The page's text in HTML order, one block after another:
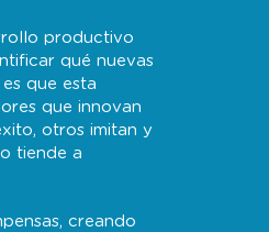
productivo
qué nuevas
que esta
que innovan
otros imitan y
tiende a
creando